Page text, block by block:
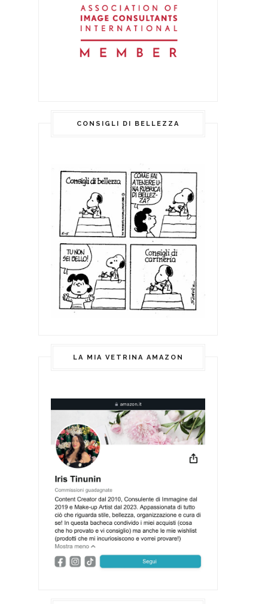
CONSIGLI DI BELLEZZA
LA MIA VETRINA AMAZON